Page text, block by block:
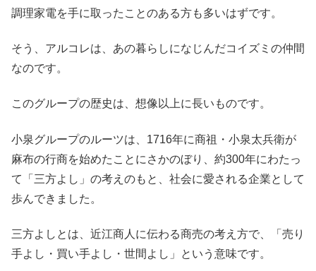
調理家電を手に取ったことのある方も多いはずです。
そう、アルコレは、あの暮らしになじんだコイズミの仲間
なのです。
このグループの歴史は、想像以上に長いものです。
小泉グループのルーツは、1716年に商祖・小泉太兵衛が
麻布の行商を始めたことにさかのぼり、約300年にわたっ
て「三方よし」の考えのもと、社会に愛される企業として
歩んできました。
三方よしとは、近江商人に伝わる商売の考え方で、「売り
手よし・買い手よし・世間よし」という意味です。